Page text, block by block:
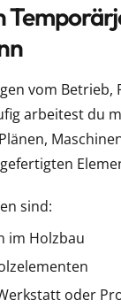
vom Betrieb,
arbeitest du
sind:
im Holzbau
oder